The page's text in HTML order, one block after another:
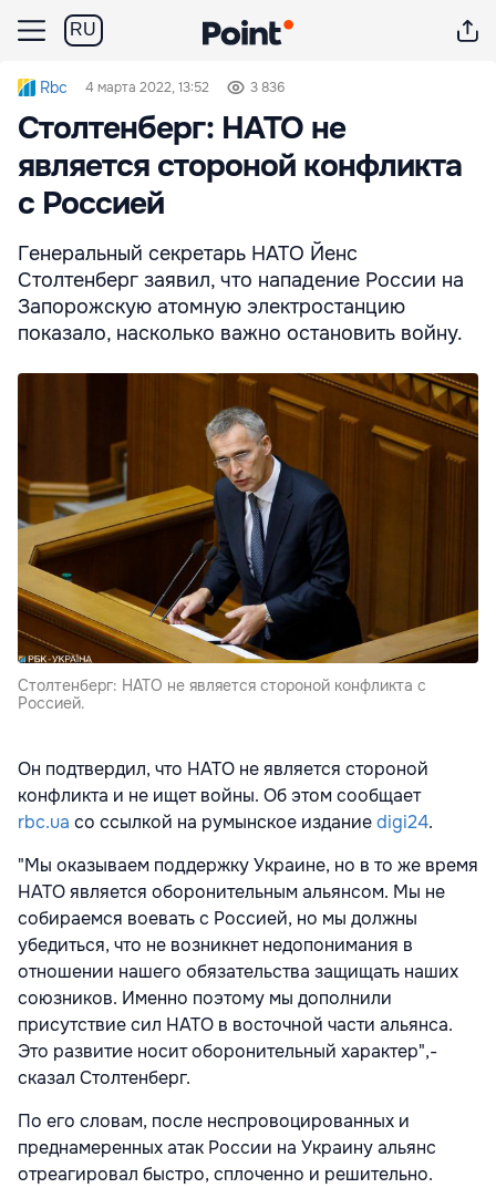
RU
Rbc 4 марта 2022, 13:52 3 836
Столтенберг: НАТО не
является стороной конфликта
с Россией
Генеральный секретарь НАТО Йенс
Столтенберг заявил, что нападение России на
Запорожскую атомную электростанцию
показало, насколько важно остановить войну.
Столтенберг: НАТО не является стороной конфликта с
Россией.
Он подтвердил, что НАТО не является стороной
конфликта и не ищет войны. Об этом сообщает
rbc.ua со ссылкой на румынское изданиеdigi24.
"Мы оказываем поддержку Украине, но в то же время
НАТО является оборонительным альянсом. Мы не
собираемся воевать с Россией, но мы должны
убедиться, что не возникнет недопонимания в
отношении нашего обязательства защищать наших
союзников. Именно поэтому мы дополнили
присутствие сил НАТО в восточной части альянса.
Это развитие носит оборонительный характер",-
сказал Столтенберг.
По его словам, после неспровоцированных и
преднамеренных атак России на Украину альянс
отреагировал быстро, сплоченно и решительно.